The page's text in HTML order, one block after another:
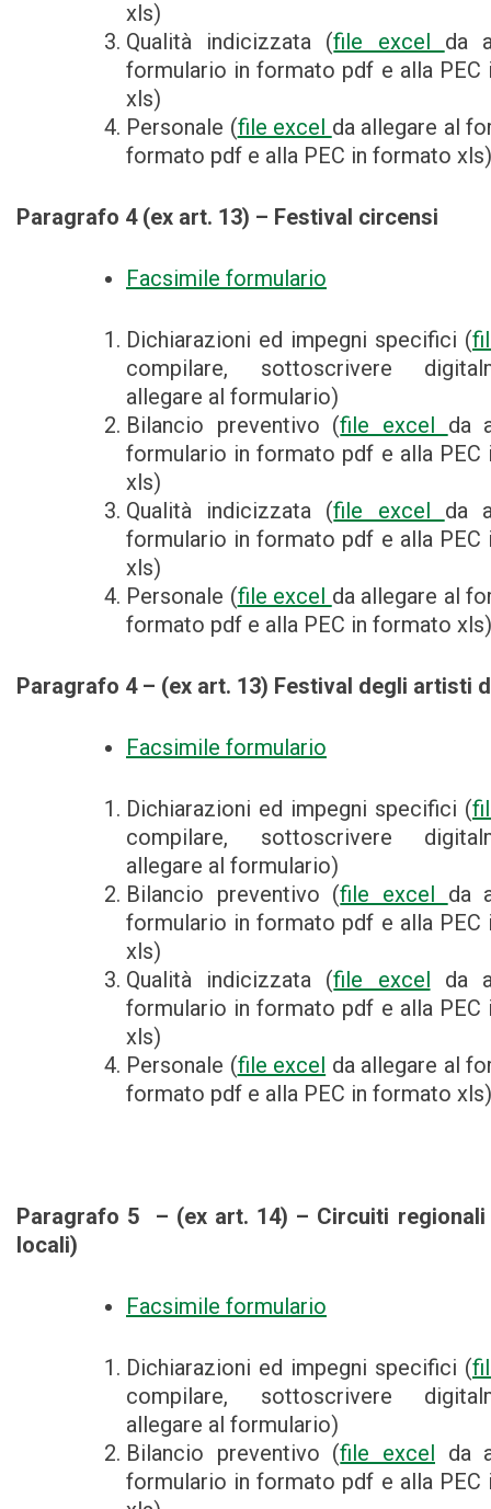
xls)
Qualità indicizzata (file excel da
formulario in formato pdf e alla PEC
xls)
Personale (file excel da allegare al
formato pdf e alla PEC in formato xls)
Paragrafo 4 (ex art. 13) – Festival circensi
Facsimile formulario
Dichiarazioni ed impegni specifici (
compilare, sottoscrivere
allegare al formulario)
Bilancio preventivo (file excel da
formulario in formato pdf e alla PEC
xls)
Qualità indicizzata (file excel da
formulario in formato pdf e alla PEC
xls)
Personale (file excel da allegare al
formato pdf e alla PEC in formato xls)
Paragrafo 4 – (ex art. 13) Festival degli artisti
Facsimile formulario
Dichiarazioni ed impegni specifici (
compilare, sottoscrivere
allegare al formulario)
Bilancio preventivo (file excel da
formulario in formato pdf e alla PEC
xls)
Qualità indicizzata (file excel da
formulario in formato pdf e alla PEC
xls)
Personale (file excel da allegare al
formato pdf e alla PEC in formato xls)
Paragrafo 5 – (ex art. 14) – Circuiti regionali
locali)
Facsimile formulario
Dichiarazioni ed impegni specifici (
compilare, sottoscrivere
allegare al formulario)
Bilancio preventivo (file excel da
formulario in formato pdf e alla PEC